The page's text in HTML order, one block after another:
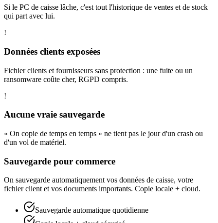
Si le PC de caisse lâche, c'est tout l'historique de ventes et de stock
qui part avec lui.
!
Données clients exposées
Fichier clients et fournisseurs sans protection : une fuite ou un
ransomware coûte cher, RGPD compris.
!
Aucune vraie sauvegarde
« On copie de temps en temps » ne tient pas le jour d'un crash ou
d'un vol de matériel.
Sauvegarde pour commerce
On sauvegarde automatiquement vos données de caisse, votre
fichier client et vos documents importants. Copie locale + cloud.
Sauvegarde automatique quotidienne